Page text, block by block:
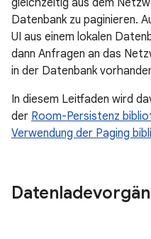
gleichzeitig aus dem
Datenbank zu paginieren.
UI aus einem lokalen
dann Anfragen an das
in der Datenbank
In diesem Leitfaden wird
der Room-Persistenz
Verwendung der Paging